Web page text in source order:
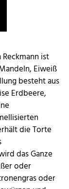
ist
Eiweiß
besteht aus
Erdbeere,
die Torte
das Ganze
oder
oder